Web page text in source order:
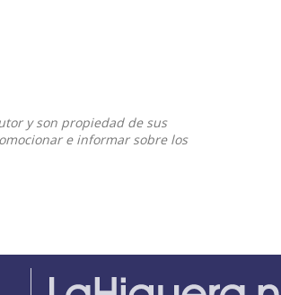
y son propiedad de sus
e informar sobre los